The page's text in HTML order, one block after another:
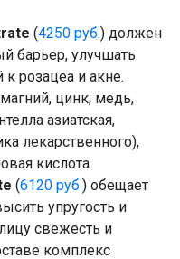
(4250 руб.) должен
барьер, улучшать
розацеа и акне.
цинк, медь,
азиатская,
лекарственного),
кислота.
(6120 руб.) обещает
упругость и
свежесть и
комплекс